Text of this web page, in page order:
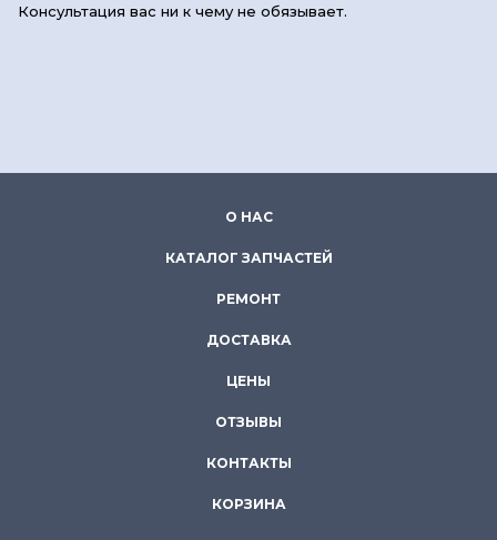
Консультация вас ни к чему не обязывает.
О НАС
КАТАЛОГ ЗАПЧАСТЕЙ
РЕМОНТ
ДОСТАВКА
ЦЕНЫ
ОТЗЫВЫ
КОНТАКТЫ
КОРЗИНА